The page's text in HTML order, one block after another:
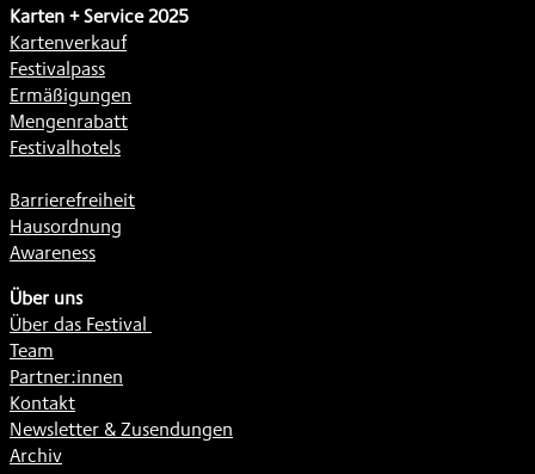
Karten + Service 2025
Kartenverkauf
Festivalpass
Ermäßigungen
Mengenrabatt
Festivalhotels
Barrierefreiheit
Hausordnung
Awareness
Über uns
Über das Festival
Team
Partner:innen
Kontakt
Newsletter & Zusendungen
Archiv